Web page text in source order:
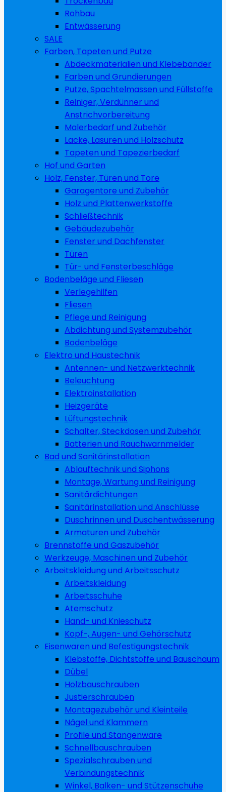
Rohbau
Entwässerung
SALE
Farben, Tapeten und Putze
Abdeckmaterialien und Klebebänder
Farben und Grundierungen
Putze, Spachtelmassen und Füllstoffe
Reiniger, Verdünner und
Anstrichvorbereitung
Malerbedarf und Zubehör
Lacke, Lasuren und Holzschutz
Tapeten und Tapezierbedarf
Hof und Garten
Holz, Fenster, Türen und Tore
Garagentore und Zubehör
Holz und Plattenwerkstoffe
Schließtechnik
Gebäudezubehör
Fenster und Dachfenster
Türen
Tür- und Fensterbeschläge
Bodenbeläge und Fliesen
Verlegehilfen
Fliesen
Pflege und Reinigung
Abdichtung und Systemzubehör
Bodenbeläge
Elektro und Haustechnik
Antennen- und Netzwerktechnik
Beleuchtung
Elektroinstallation
Heizgeräte
Lüftungstechnik
Schalter, Steckdosen und Zubehör
Batterien und Rauchwarnmelder
Bad und Sanitärinstallation
Ablauftechnik und Siphons
Montage, Wartung und Reinigung
Sanitärdichtungen
Sanitärinstallation und Anschlüsse
Duschrinnen und Duschentwässerung
Armaturen und Zubehör
Brennstoffe und Gaszubehör
Werkzeuge, Maschinen und Zubehör
Arbeitskleidung und Arbeitsschutz
Arbeitskleidung
Arbeitsschuhe
Atemschutz
Hand- und Knieschutz
Kopf-, Augen- und Gehörschutz
Eisenwaren und Befestigungstechnik
Klebstoffe, Dichtstoffe und Bauschaum
Dübel
Holzbauschrauben
Justierschrauben
Montagezubehör und Kleinteile
Nägel und Klammern
Profile und Stangenware
Schnellbauschrauben
Spezialschrauben und
Verbindungstechnik
Winkel, Balken- und Stützenschuhe